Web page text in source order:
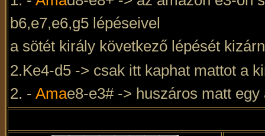
b6,e7,e6,g5 lépéseivel
a sötét király következő lépését
2.Ke4-d5 -> csak itt kaphat mattot a
2. - Amae8-e3# -> huszáros matt egy